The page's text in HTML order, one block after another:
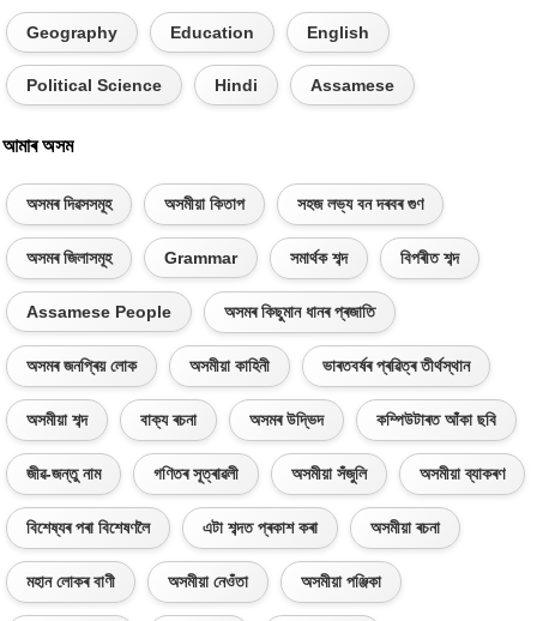
Geography Education English
Political Science Hindi Assamese
আমাৰ অসম
অসমৰ দিৱসসমূহ অসমীয়া কিতাপ সহজ লভ্য বন দৰবৰ গুণ
অসমৰ জিলাসমূহ Grammar সমাৰ্থক শব্দ বিপৰীত শব্দ
Assamese People অসমৰ কিছুমান ধানৰ প্ৰজাতি
অসমৰ জনপ্ৰিয় লোক অসমীয়া কাহিনী ভাৰতবৰ্ষৰ প্ৰৱিত্ৰ তীৰ্থস্থান
অসমীয়া শব্দ বাক্য ৰচনা অসমৰ উদ্ভিদ কম্পিউটাৰত আঁকা ছবি
জীৱ-জন্তু নাম গণিতৰ সূত্ৰাৱলী অসমীয়া সঁজুলি অসমীয়া ব্যাকৰণ
বিশেষ্যৰ পৰা বিশেষণলৈ এটা শব্দত প্ৰকাশ কৰা অসমীয়া ৰচনা
মহান লোকৰ বাণী অসমীয়া নেওঁতা অসমীয়া পঞ্জিকা